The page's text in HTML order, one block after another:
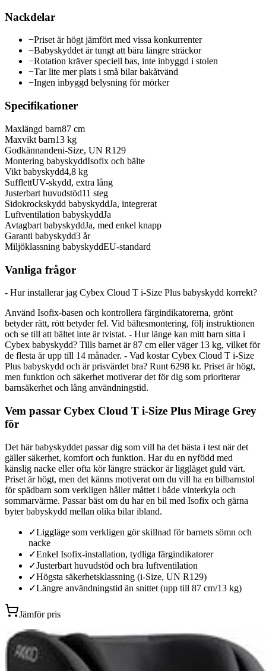
Nackdelar
−Priset är högt jämfört med vissa konkurrenter
−Babyskyddet är tungt att bära längre sträckor
−Rotation kräver speciell bas, inte inbyggd i stolen
−Tar lite mer plats i små bilar bakåtvänd
−Ingen inbyggd belysning för mörker
Specifikationer
Maxlängd barn87 cm
Maxvikt barn13 kg
Godkännandeni-Size, UN R129
Montering babyskyddIsofix och bälte
Vikt babyskydd4,8 kg
SufflettUV-skydd, extra lång
Justerbart huvudstöd11 steg
Sidokrockskydd babyskyddJa, integrerat
Luftventilation babyskyddJa
Avtagbart babyskyddJa, med enkel knapp
Garanti babyskydd3 år
Miljöklassning babyskyddEU-standard
Vanliga frågor
- Hur installerar jag Cybex Cloud T i-Size Plus babyskydd korrekt?
Använd Isofix-basen och kontrollera färgindikatorerna, grönt
betyder rätt, rött betyder fel. Vid bältesmontering, följ instruktionen
och se till att bältet inte är tvistat. - Hur länge kan mitt barn sitta i
Cybex babyskydd? Tills barnet är 87 cm eller väger 13 kg, vilket för
de flesta är upp till 14 månader. - Vad kostar Cybex Cloud T i-Size
Plus babyskydd och är prisvärdet bra? Runt 6298 kr. Priset är högt,
men funktion och säkerhet motiverar det för dig som prioriterar
barnsäkerhet och lång användningstid.
Vem passar Cybex Cloud T i-Size Plus Mirage Grey
för
Det här babyskyddet passar dig som vill ha det bästa i test när det
gäller säkerhet, komfort och funktion. Har du en nyfödd med
känslig nacke eller ofta kör längre sträckor är liggläget guld värt.
Priset är högt, men det känns motiverat om du vill ha en bilbarnstol
för spädbarn som verkligen håller måttet i både vinterkyla och
sommarvärme. Passar bäst om du har en bil med Isofix och gärna
byter babyskydd mellan olika bilar ibland.
✓Liggläge som verkligen gör skillnad för barnets sömn och
nacke
✓Enkel Isofix-installation, tydliga färgindikatorer
✓Justerbart huvudstöd och bra luftventilation
✓Högsta säkerhetsklassning (i-Size, UN R129)
✓Längre användningstid än snittet (upp till 87 cm/13 kg)
Jämför pris